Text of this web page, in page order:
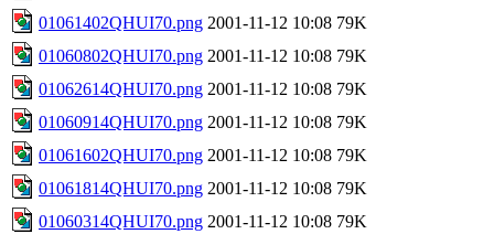
01061402QHUI70.png 2001-11-12 10:08 79K
01060802QHUI70.png 2001-11-12 10:08 79K
01062614QHUI70.png 2001-11-12 10:08 79K
01060914QHUI70.png 2001-11-12 10:08 79K
01061602QHUI70.png 2001-11-12 10:08 79K
01061814QHUI70.png 2001-11-12 10:08 79K
01060314QHUI70.png 2001-11-12 10:08 79K